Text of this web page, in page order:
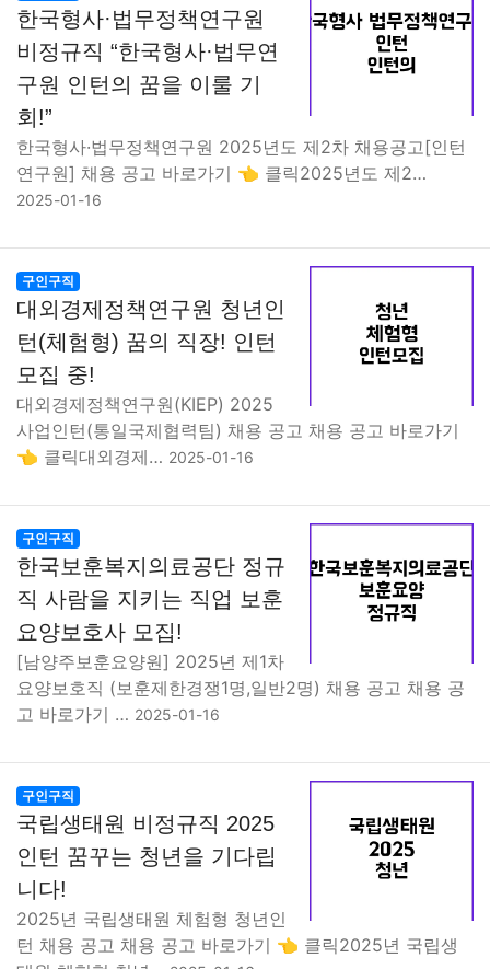
한국형사·법무정책연구원
비정규직 “한국형사·법무연
구원 인턴의 꿈을 이룰 기
회!”
한국형사·법무정책연구원 2025년도 제2차 채용공고[인턴
연구원] 채용 공고 바로가기 👈 클릭2025년도 제2…
2025-01-16
구인구직
대외경제정책연구원 청년인
턴(체험형) 꿈의 직장! 인턴
모집 중!
대외경제정책연구원(KIEP) 2025
사업인턴(통일국제협력팀) 채용 공고 채용 공고 바로가기
👈 클릭대외경제… 2025-01-16
구인구직
한국보훈복지의료공단 정규
직 사람을 지키는 직업 보훈
요양보호사 모집!
[남양주보훈요양원] 2025년 제1차
요양보호직 (보훈제한경쟁1명,일반2명) 채용 공고 채용 공
고 바로가기 … 2025-01-16
구인구직
국립생태원 비정규직 2025
인턴 꿈꾸는 청년을 기다립
니다!
2025년 국립생태원 체험형 청년인
턴 채용 공고 채용 공고 바로가기 👈 클릭2025년 국립생